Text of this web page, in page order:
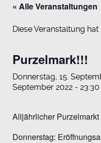
« Alle Veranstaltungen
Diese Veranstaltung
Purzelmark!!!
Donnerstag, 15.
September 2022 - 23:30
Alljährlicher Purzelmarkt
Donnerstag: